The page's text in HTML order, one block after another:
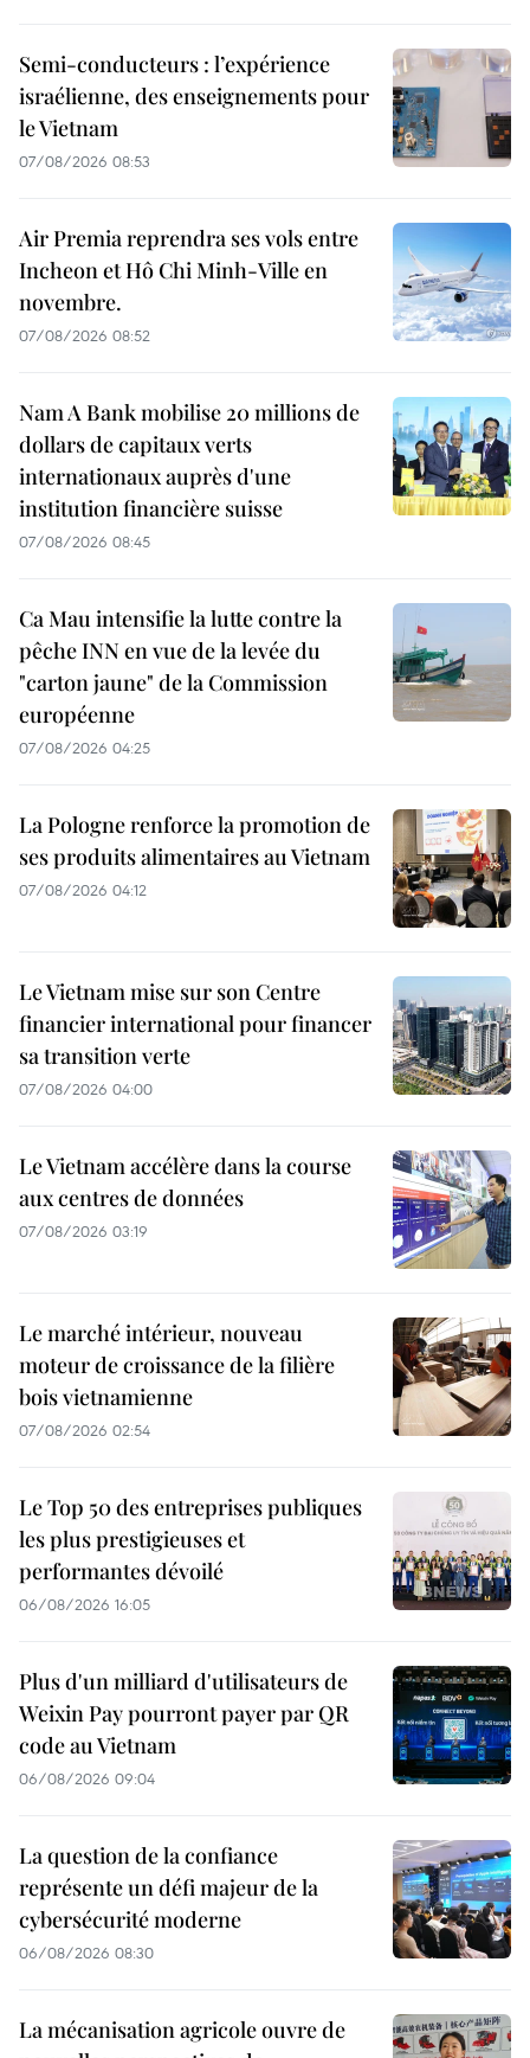
Semi-conducteurs : l’expérience
israélienne, des enseignements pour
le Vietnam
07/08/2026 08:53
Air Premia reprendra ses vols entre
Incheon et Hô Chi Minh-Ville en
novembre.
07/08/2026 08:52
Nam A Bank mobilise 20 millions de
dollars de capitaux verts
internationaux auprès d'une
institution financière suisse
07/08/2026 08:45
Ca Mau intensifie la lutte contre la
pêche INN en vue de la levée du
"carton jaune" de la Commission
européenne
07/08/2026 04:25
La Pologne renforce la promotion de
ses produits alimentaires au Vietnam
07/08/2026 04:12
Le Vietnam mise sur son Centre
financier international pour financer
sa transition verte
07/08/2026 04:00
Le Vietnam accélère dans la course
aux centres de données
07/08/2026 03:19
Le marché intérieur, nouveau
moteur de croissance de la filière
bois vietnamienne
07/08/2026 02:54
Le Top 50 des entreprises publiques
les plus prestigieuses et
performantes dévoilé
06/08/2026 16:05
Plus d'un milliard d'utilisateurs de
Weixin Pay pourront payer par QR
code au Vietnam
06/08/2026 09:04
La question de la confiance
représente un défi majeur de la
cybersécurité moderne
06/08/2026 08:30
La mécanisation agricole ouvre de